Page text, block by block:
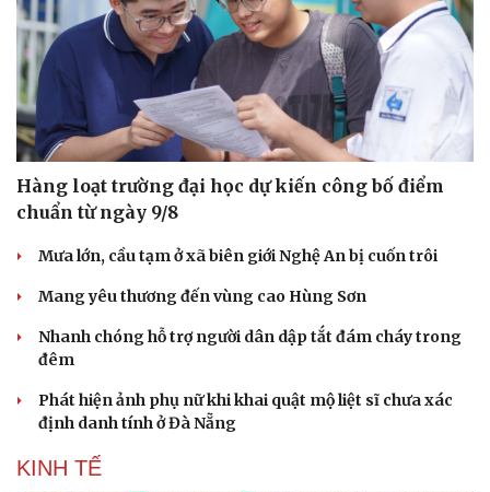
Sân khấu - Điện ảnh
Âm nhạc
Di sản
Nghệ sĩ
Sao Việt
Hàng loạt trường đại học dự kiến công bố điểm
chuẩn từ ngày 9/8
Mưa lớn, cầu tạm ở xã biên giới Nghệ An bị cuốn trôi
Mang yêu thương đến vùng cao Hùng Sơn
Nhanh chóng hỗ trợ người dân dập tắt đám cháy trong
đêm
Phát hiện ảnh phụ nữ khi khai quật mộ liệt sĩ chưa xác
định danh tính ở Đà Nẵng
KINH TẾ